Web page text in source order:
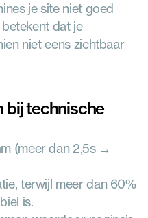
je site niet goed
dat je
niet eens zichtbaar
bij technische
(meer dan 2,5s →
terwijl meer dan 60%
is.